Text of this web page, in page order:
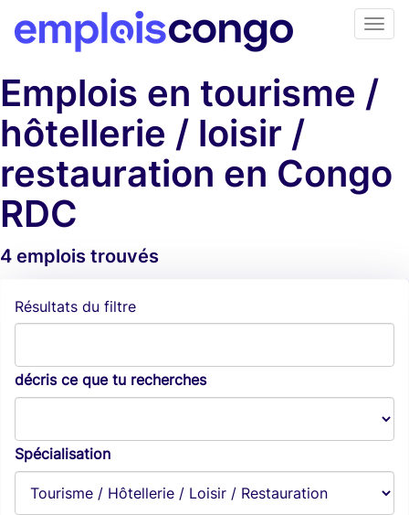
Emplois en tourisme /
hôtellerie / loisir /
restauration en Congo
RDC
4 emplois trouvés
Résultats du filtre
décris ce que tu recherches
Spécialisation